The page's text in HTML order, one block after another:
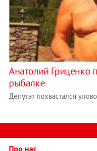
Анатолий Гриценко
рыбалке
Депутат похвастался
Про нас